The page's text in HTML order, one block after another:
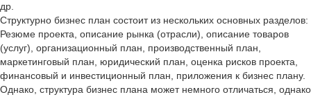
др.
Структурно бизнес план состоит из нескольких основных разделов:
Резюме проекта, описание рынка (отрасли), описание товаров
(услуг), организационный план, производственный план,
маркетинговый план, юридический план, оценка рисков проекта,
финансовый и инвестиционный план, приложения к бизнес плану.
Однако, структура бизнес плана может немного отличаться, однако